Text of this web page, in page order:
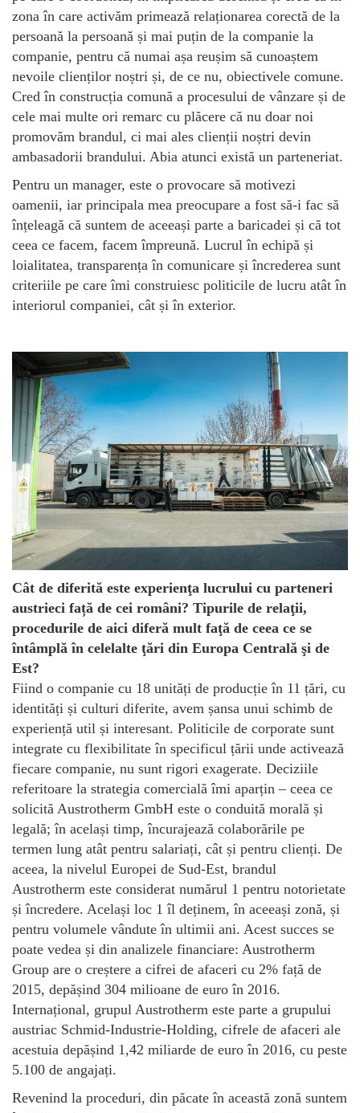
zona în care activăm primează relaționarea corectă de la
persoană la persoană și mai puțin de la companie la
companie, pentru că numai așa reușim să cunoaștem
nevoile clienților noștri și, de ce nu, obiectivele comune.
Cred în construcția comună a procesului de vânzare și de
cele mai multe ori remarc cu plăcere că nu doar noi
promovăm brandul, ci mai ales clienții noștri devin
ambasadorii brandului. Abia atunci există un parteneriat.
Pentru un manager, este o provocare să motivezi
oamenii, iar principala mea preocupare a fost să-i fac să
înțeleagă că suntem de aceeași parte a baricadei și că tot
ceea ce facem, facem împreună. Lucrul în echipă și
loialitatea, transparența în comunicare și încrederea sunt
criteriile pe care îmi construiesc politicile de lucru atât în
interiorul companiei, cât și în exterior.
Cât de diferită este experienţa lucrului cu parteneri
austrieci față de cei români? Tipurile de relaţii,
procedurile de aici diferă mult faţă de ceea ce se
întâmplă în celelalte ţări din Europa Centrală şi de
Est?
Fiind o companie cu 18 unități de producție în 11 țări, cu
identități și culturi diferite, avem șansa unui schimb de
experiență util și interesant. Politicile de corporate sunt
integrate cu flexibilitate în specificul țării unde activează
fiecare companie, nu sunt rigori exagerate. Deciziile
referitoare la strategia comercială îmi aparțin – ceea ce
solicită Austrotherm GmbH este o conduită morală și
legală; în același timp, încurajează colaborările pe
termen lung atât pentru salariați, cât și pentru clienți. De
aceea, la nivelul Europei de Sud-Est, brandul
Austrotherm este considerat numărul 1 pentru notorietate
și încredere. Același loc 1 îl deținem, în aceeași zonă, și
pentru volumele vândute în ultimii ani. Acest succes se
poate vedea și din analizele financiare: Austrotherm
Group are o creștere a cifrei de afaceri cu 2% față de
2015, depășind 304 milioane de euro în 2016.
Internațional, grupul Austrotherm este parte a grupului
austriac Schmid-Industrie-Holding, cifrele de afaceri ale
acestuia depășind 1,42 miliarde de euro în 2016, cu peste
5.100 de angajați.
Revenind la proceduri, din păcate în această zonă suntem